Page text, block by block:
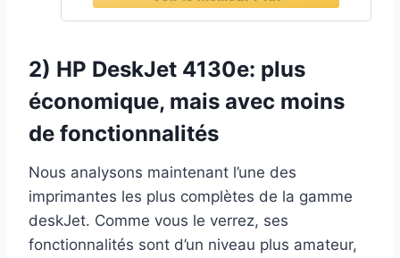
Smart, 3 mois de forfait Instant Ink
gratuit, Blanche
2) HP DeskJet 4130e: plus
économique, mais avec moins
de fonctionnalités
Nous analysons maintenant l’une des
imprimantes les plus complètes de la gamme
deskJet. Comme vous le verrez, ses
fonctionnalités sont d’un niveau plus amateur,